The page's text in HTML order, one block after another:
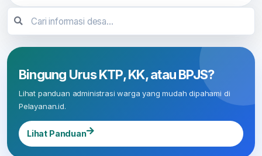
Bingung Urus KTP, KK, atau BPJS?
Lihat panduan administrasi warga yang mudah dipahami di
Pelayanan.id.
Lihat Panduan